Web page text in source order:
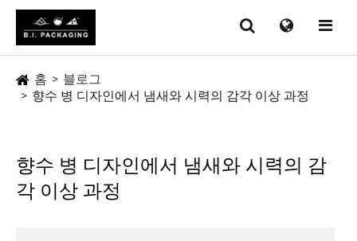
홈
블로그
향수 병 디자인에서 냄새와 시력의 감각 이상 과정
향수 병 디자인에서 냄새와 시력의 감
각 이상 과정